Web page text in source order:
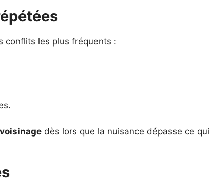
conflits les plus fréquents :
dès lors que la nuisance dépasse ce qui